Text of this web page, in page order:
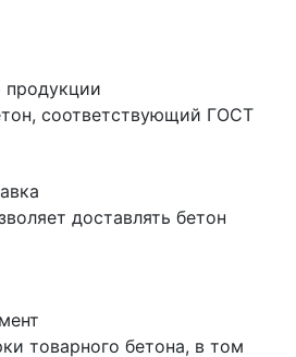
продукции
соответствующий ГОСТ
доставлять бетон
товарного бетона, в том